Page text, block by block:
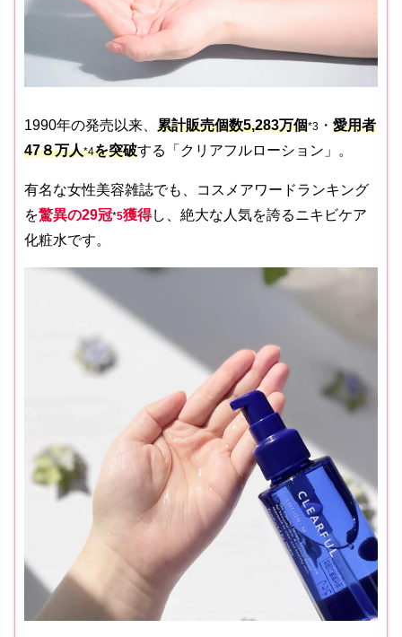
1990年の発売以来、 累計販売個数5,283万個*3 ・ 愛用者
47８万人*4を突破する「クリアフルローション」。
有名な女性美容雑誌でも、コスメアワードランキング
を驚異の29冠*5獲得し、絶大な人気を誇るニキビケア
化粧水です。